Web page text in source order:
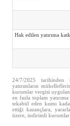
Hak edilen yatırıma
24/7/2025 tarihinden
yatırımların
kurumlar vergisi
en fazla toplam
tekabül eden kısmı
ettiği kazançlara,
üzere, indirimli